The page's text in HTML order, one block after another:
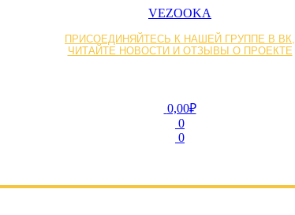
VEZOOKA
ПРИСОЕДИНЯЙТЕСЬ К НАШЕЙ ГРУППЕ В ВК,
ЧИТАЙТЕ НОВОСТИ И ОТЗЫВЫ О ПРОЕКТЕ
0,00₽
0
0